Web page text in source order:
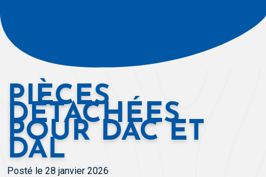
PIÈCES
DÉTACHÉES
POUR DAC ET
DAL
Posté le 28 janvier 2026